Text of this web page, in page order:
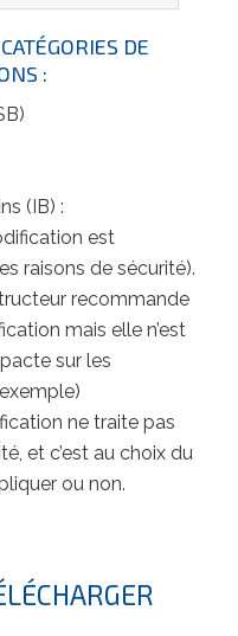
DE
:
(IB) :
est
raisons de sécurité).
recommande
mais elle n’est
sur les
ne traite pas
et c’est au choix du
ou non.